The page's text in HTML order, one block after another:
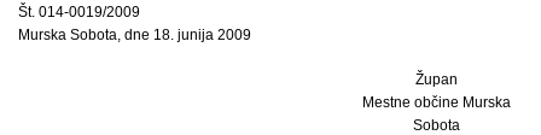
Št. 014-0019/2009
Murska Sobota, dne 18. junija 2009
Župan
Mestne občine Murska
Sobota